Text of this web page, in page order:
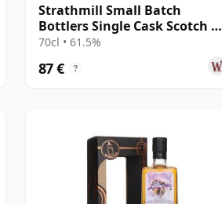
Strathmill Small Batch
Bottlers Single Cask Scotch 10
Jahre alt
70cl • 61.5%
87 € ?